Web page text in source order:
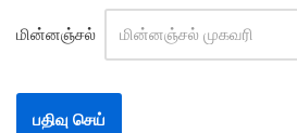
மின்னஞ்சல்